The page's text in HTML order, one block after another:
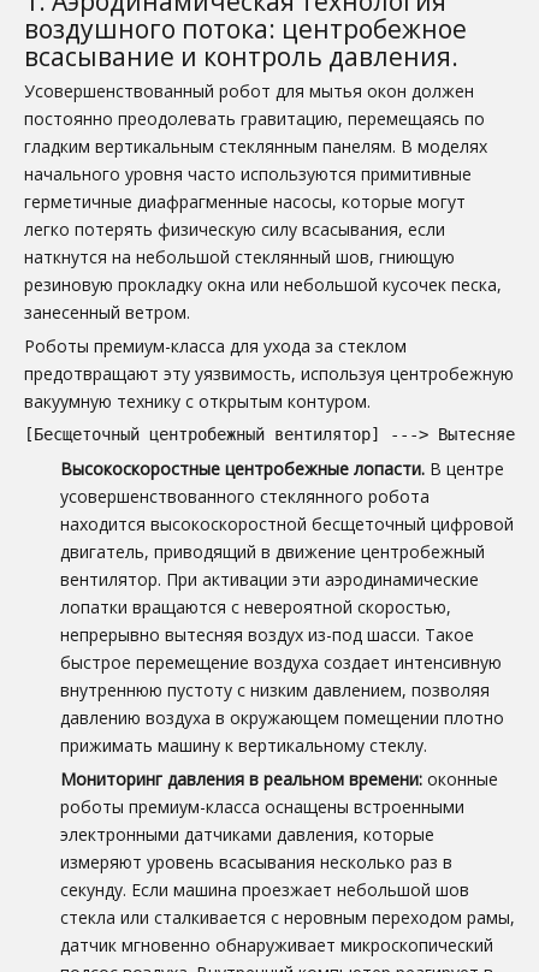
воздушного потока: центробежное
всасывание и контроль давления.
Усовершенствованный робот для мытья окон должен
постоянно преодолевать гравитацию, перемещаясь по
гладким вертикальным стеклянным панелям. В моделях
начального уровня часто используются примитивные
герметичные диафрагменные насосы, которые могут
легко потерять физическую силу всасывания, если
наткнутся на небольшой стеклянный шов, гниющую
резиновую прокладку окна или небольшой кусочек песка,
занесенный ветром.
Роботы премиум-класса для ухода за стеклом
предотвращают эту уязвимость, используя центробежную
вакуумную технику с открытым контуром.
[Бесщеточный центробежный вентилятор] --->
Высокоскоростные центробежные лопасти. В центре
усовершенствованного стеклянного робота
находится высокоскоростной бесщеточный цифровой
двигатель, приводящий в движение центробежный
вентилятор. При активации эти аэродинамические
лопатки вращаются с невероятной скоростью,
непрерывно вытесняя воздух из-под шасси. Такое
быстрое перемещение воздуха создает интенсивную
внутреннюю пустоту с низким давлением, позволяя
давлению воздуха в окружающем помещении плотно
прижимать машину к вертикальному стеклу.
Мониторинг давления в реальном времени: оконные
роботы премиум-класса оснащены встроенными
электронными датчиками давления, которые
измеряют уровень всасывания несколько раз в
секунду. Если машина проезжает небольшой шов
стекла или сталкивается с неровным переходом рамы,
датчик мгновенно обнаруживает микроскопический